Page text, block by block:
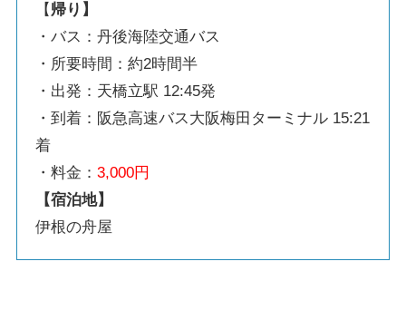
【 帰り】
・バス：丹後海陸交通バス
・所要時間：約2時間半
・出発：天橋立駅 12:45発
・到着：阪急高速バス大阪梅田ターミナル 15:21
着
・料金： 3,000円
【宿泊地】
伊根の舟屋